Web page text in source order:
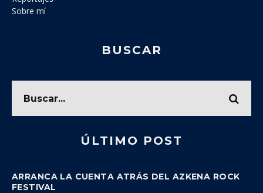
Sobre mí
BUSCAR
ÚLTIMO POST
ARRANCA LA CUENTA ATRÁS DEL AZKENA ROCK
FESTIVAL